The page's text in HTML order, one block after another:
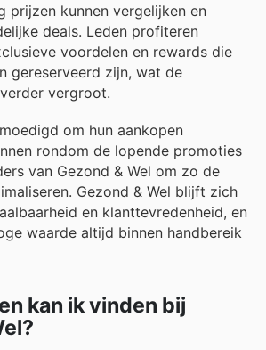
prijzen kunnen vergelijken en
deals. Leden profiteren
voordelen en rewards die
gereserveerd zijn, wat de
vergroot.
om hun aankopen
rondom de lopende promoties
van Gezond & Wel om zo de
Gezond & Wel blijft zich
en klanttevredenheid, en
waarde altijd binnen handbereik
kan ik vinden bij